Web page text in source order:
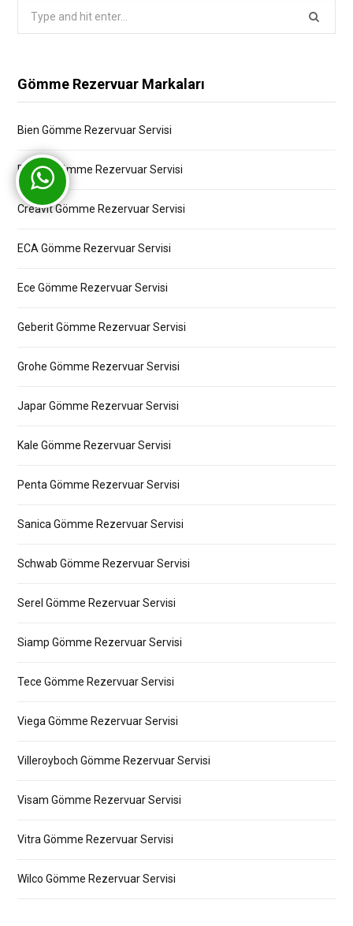
Gömme Rezervuar Markaları
Bien Gömme Rezervuar Servisi
Bocchi Gömme Rezervuar Servisi
Creavit Gömme Rezervuar Servisi
ECA Gömme Rezervuar Servisi
Ece Gömme Rezervuar Servisi
Geberit Gömme Rezervuar Servisi
Grohe Gömme Rezervuar Servisi
Japar Gömme Rezervuar Servisi
Kale Gömme Rezervuar Servisi
Penta Gömme Rezervuar Servisi
Sanica Gömme Rezervuar Servisi
Schwab Gömme Rezervuar Servisi
Serel Gömme Rezervuar Servisi
Siamp Gömme Rezervuar Servisi
Tece Gömme Rezervuar Servisi
Viega Gömme Rezervuar Servisi
Villeroyboch Gömme Rezervuar Servisi
Visam Gömme Rezervuar Servisi
Vitra Gömme Rezervuar Servisi
Wilco Gömme Rezervuar Servisi